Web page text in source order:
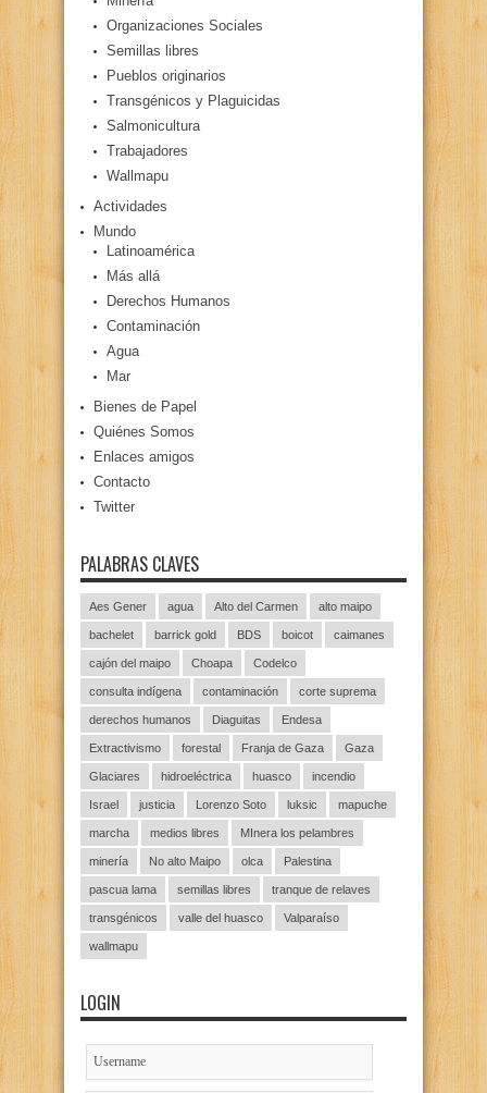
Organizaciones Sociales
Semillas libres
Pueblos originarios
Transgénicos y Plaguicidas
Salmonicultura
Trabajadores
Wallmapu
Actividades
Mundo
Latinoamérica
Más allá
Derechos Humanos
Contaminación
Agua
Mar
Bienes de Papel
Quiénes Somos
Enlaces amigos
Contacto
Twitter
PALABRAS CLAVES
Aes Gener agua Alto del Carmen alto maipo
bachelet barrick gold BDS boicot caimanes
cajón del maipo Choapa Codelco
consulta indígena contaminación corte suprema
derechos humanos Diaguitas Endesa
Extractivismo forestal Franja de Gaza Gaza
Glaciares hidroeléctrica huasco incendio
Israel justicia Lorenzo Soto luksic mapuche
marcha medios libres MInera los pelambres
minería No alto Maipo olca Palestina
pascua lama semillas libres tranque de relaves
transgénicos valle del huasco Valparaíso
wallmapu
LOGIN